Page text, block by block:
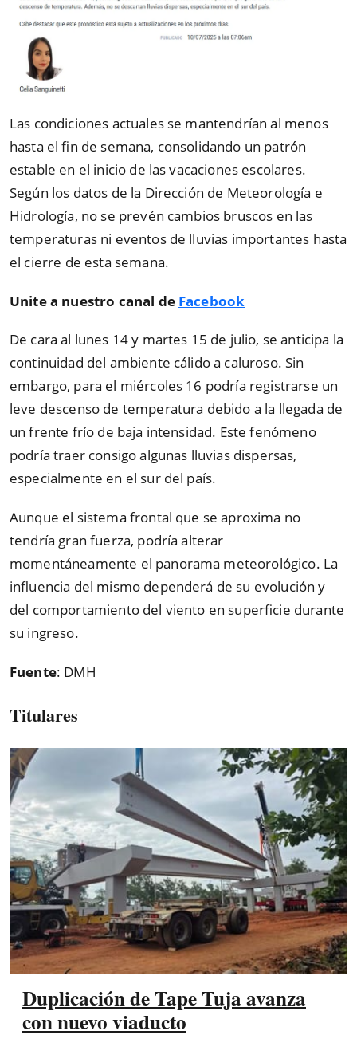
Las condiciones actuales se mantendrían al menos
hasta el fin de semana, consolidando un patrón
estable en el inicio de las vacaciones escolares.
Según los datos de la Dirección de Meteorología e
Hidrología, no se prevén cambios bruscos en las
temperaturas ni eventos de lluvias importantes hasta
el cierre de esta semana.
Unite a nuestro canal de Facebook
De cara al lunes 14 y martes 15 de julio, se anticipa la
continuidad del ambiente cálido a caluroso. Sin
embargo, para el miércoles 16 podría registrarse un
leve descenso de temperatura debido a la llegada de
un frente frío de baja intensidad. Este fenómeno
podría traer consigo algunas lluvias dispersas,
especialmente en el sur del país.
Aunque el sistema frontal que se aproxima no
tendría gran fuerza, podría alterar
momentáneamente el panorama meteorológico. La
influencia del mismo dependerá de su evolución y
del comportamiento del viento en superficie durante
su ingreso.
Fuente: DMH
Titulares
Duplicación de Tape Tuja avanza
con nuevo viaducto